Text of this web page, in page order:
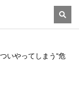
いやってしまう“危